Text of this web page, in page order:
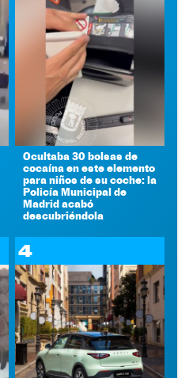
Ocultaba 30 bolsas de
cocaína en este elemento
para niños de su coche: la
Policía Municipal de
Madrid acabó
descubriéndola
4